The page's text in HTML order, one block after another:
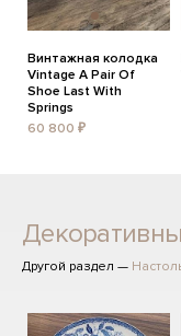
Винтажная колодка
Vintage A Pair Of
Shoe Last With
Springs
60 800 ₽
Другой раздел —